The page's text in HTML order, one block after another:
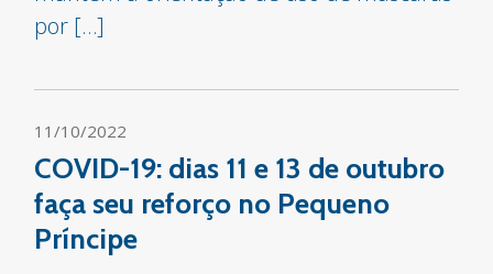
por […]
11/10/2022
COVID-19: dias 11 e 13 de outubro
faça seu reforço no Pequeno
Príncipe